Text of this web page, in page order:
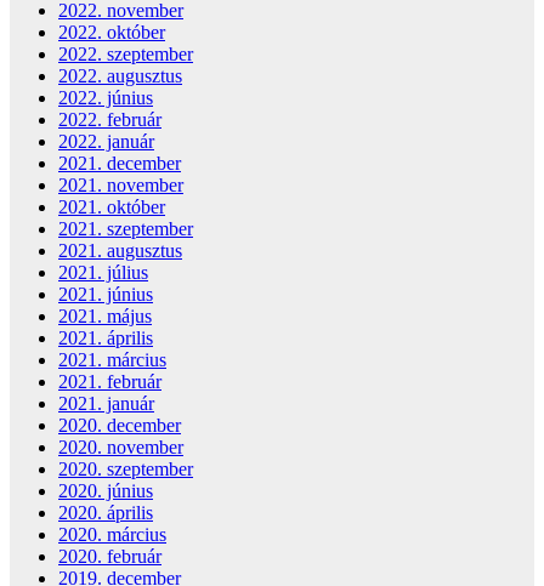
2022. november
2022. október
2022. szeptember
2022. augusztus
2022. június
2022. február
2022. január
2021. december
2021. november
2021. október
2021. szeptember
2021. augusztus
2021. július
2021. június
2021. május
2021. április
2021. március
2021. február
2021. január
2020. december
2020. november
2020. szeptember
2020. június
2020. április
2020. március
2020. február
2019. december